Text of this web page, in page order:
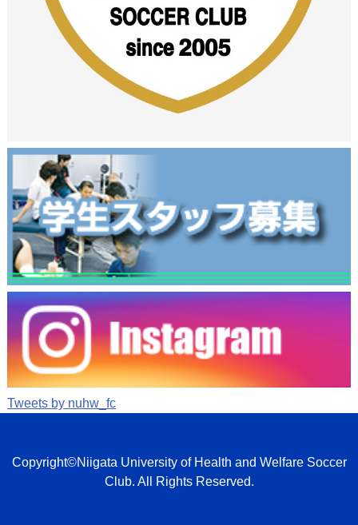
Tweets by nuhw_fc
Copyright©Niigata University of Health and Welfare Soccer
Club. All Rights Reserved.